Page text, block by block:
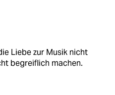
Liebe zur Musik nicht
begreiflich machen.